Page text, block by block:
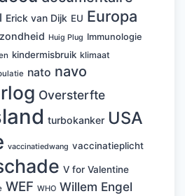
Erick van Dijk EU Europa
Huig Plug Immunologie
kindermisbruik klimaat
nato navo
Oversterfte
turbokanker USA
vaccinatiedwang vaccinatieplicht
V for Valentine
WEF WHO Willem Engel